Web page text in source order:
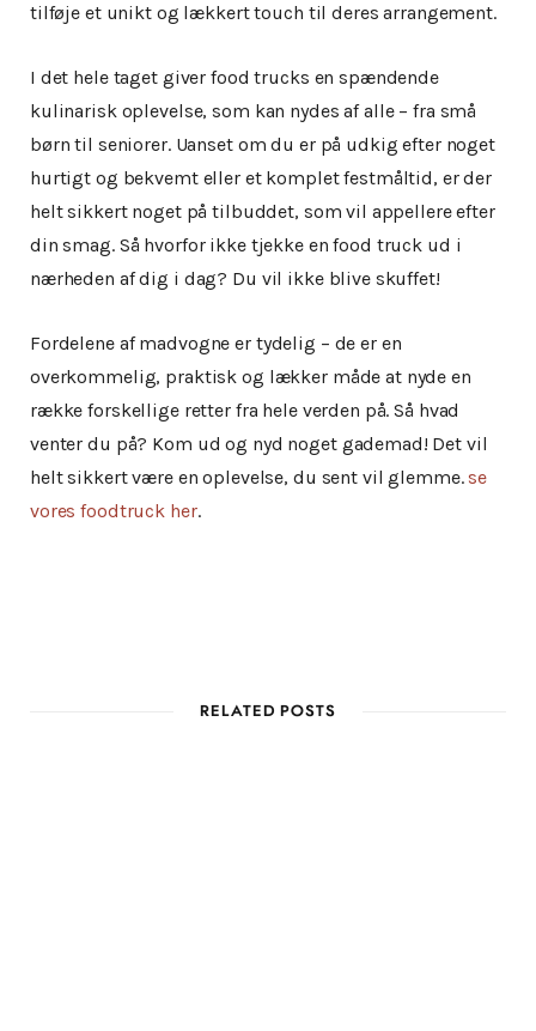
tilføje et unikt og lækkert touch til deres arrangement.
I det hele taget giver food trucks en spændende
kulinarisk oplevelse, som kan nydes af alle – fra små
børn til seniorer. Uanset om du er på udkig efter noget
hurtigt og bekvemt eller et komplet festmåltid, er der
helt sikkert noget på tilbuddet, som vil appellere efter
din smag. Så hvorfor ikke tjekke en food truck ud i
nærheden af dig i dag? Du vil ikke blive skuffet!
Fordelene af madvogne er tydelig – de er en
overkommelig, praktisk og lækker måde at nyde en
række forskellige retter fra hele verden på. Så hvad
venter du på? Kom ud og nyd noget gademad! Det vil
helt sikkert være en oplevelse, du sent vil glemme. se
vores foodtruck her.
RELATED POSTS